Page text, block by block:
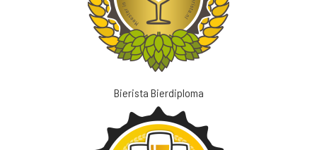
Bierista Bierdiploma